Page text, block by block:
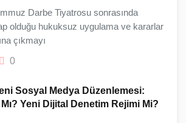
Darbe Tiyatrosu sonrasında
olduğu hukuksuz uygulama ve kararlar
çıkmayı
0